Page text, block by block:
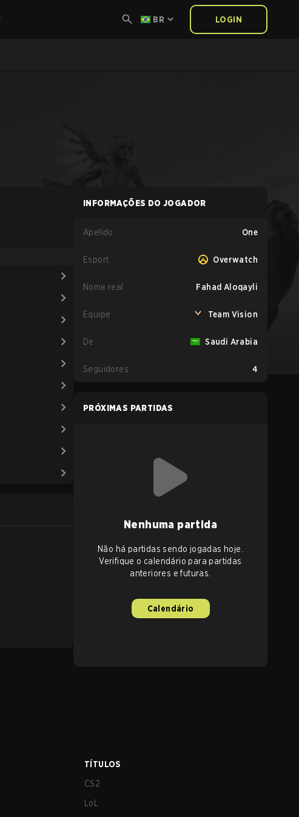
BR LOGIN
INFORMAÇÕES DO JOGADOR
Apelido One
Esport Overwatch
Nome real Fahad Aloqayli
Equipe Team Vision
De Saudi Arabia
Seguidores 4
PRÓXIMAS PARTIDAS
Nenhuma partida
Não há partidas sendo jogadas hoje.
Verifique o calendário para partidas
anteriores e futuras.
Calendário
TÍTULOS
CS2
LoL